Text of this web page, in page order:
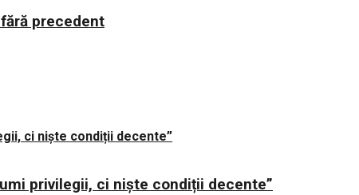
precedent
privilegii, ci niște condiții decente”